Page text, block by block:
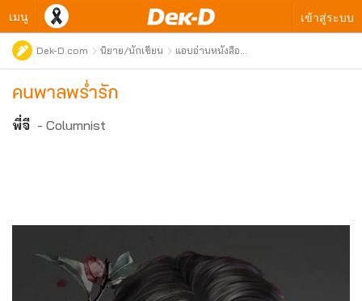
เมนู เข้าสู่ระบบ
Dek-D.com นิยาย/นักเขียน
แอบอ่านหนังสือ
คนพาลพร่ำรัก
พี่จี - Columnist